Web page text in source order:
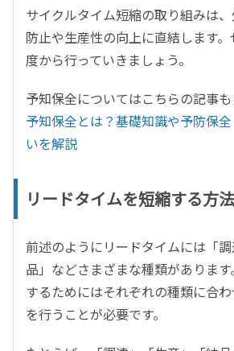
サイクルタイム短縮の取り組みは
防止や生産性の向上に直結します
度から行っていきましょう。
予知保全についてはこちらの記事も
予知保全とは？基礎知識や予防保
いを解説
リードタイムを短縮する方法
前述のようにリードタイムには「
品」などさまざまな種類がありま
するためにはそれぞれの種類に合
を行うことが必要です。